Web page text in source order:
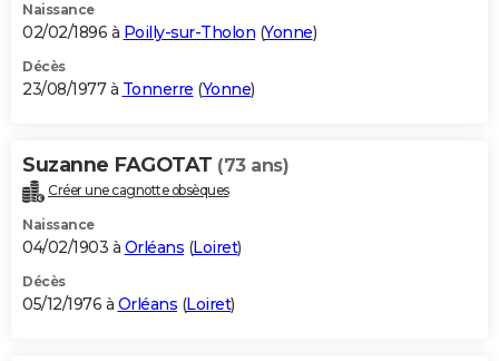
Naissance
02/02/1896 à Poilly-sur-Tholon (Yonne)
Décès
23/08/1977 à Tonnerre (Yonne)
Suzanne FAGOTAT (73 ans)
Créer une cagnotte obsèques
Naissance
04/02/1903 à Orléans (Loiret)
Décès
05/12/1976 à Orléans (Loiret)